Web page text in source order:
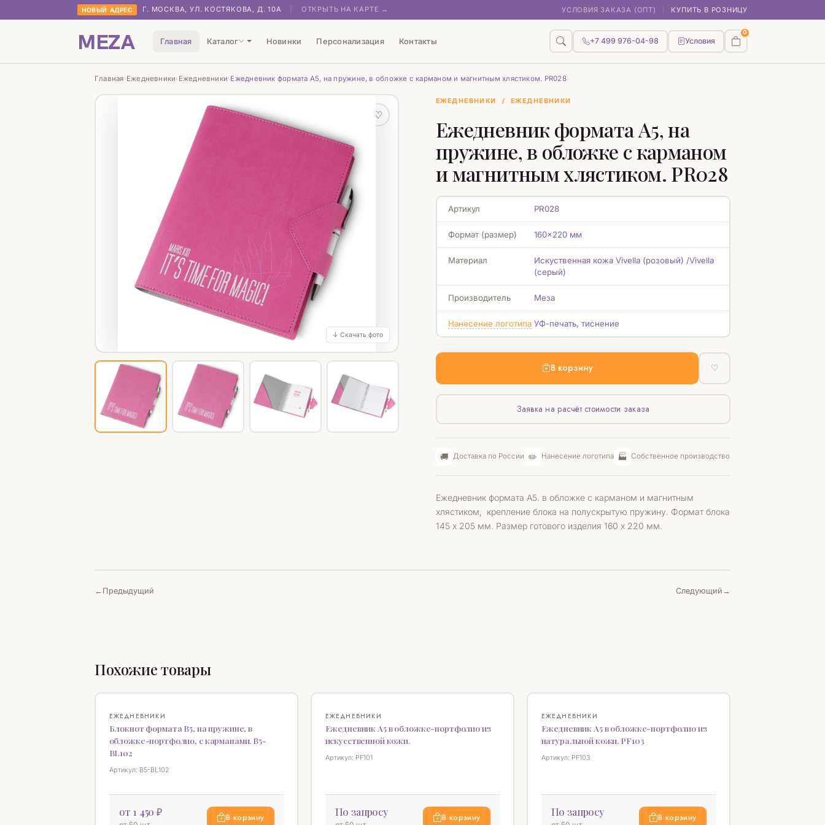
НОВЫЙ АДРЕС Г. МОСКВА, УЛ. КОСТЯКОВА, Д. 10А ОТКРЫТЬ НА КАРТЕ → УСЛОВИЯ ЗАКАЗА (ОПТ) КУПИТЬ В РОЗНИЦУ
MEZA Главная Каталог Новинки Персонализация Контакты +7 499 976-04-98 Условия
0
Главная›Ежедневники› Ежедневники›Ежедневник формата А5, на пружине, в обложке с карманом и магнитным хлястиком. PR028
♡
↓ Скачать фото
ЕЖЕДНЕВНИКИ / ЕЖЕДНЕВНИКИ
Ежедневник формата А5, на
пружине, в обложке с карманом
и магнитным хлястиком. PR028
Артикул PR028
Формат (размер) 160x220 мм
Материал
Искуственная кожа Vivella (розовый) /Vivella
(серый)
Производитель Меза
Нанесение логотипа УФ-печать, тиснение
В корзину ♡
Заявка на расчёт стоимости заказа
🚚 Доставка по России ✏️ Нанесение логотипа 🏭 Собственное производство
Ежедневник формата А5. в обложке с карманом и магнитным
хлястиком, крепление блока на полускрытую пружину. Формат блока
145 х 205 мм. Размер готового изделия 160 х 220 мм.
Предыдущий Следующий
Похожие товары
ЕЖЕДНЕВНИКИ
Блокнот формата В5, на пружине, в
обложке-портфолио, с карманами. B5-
BL102
Артикул: B5-BL102
от 1 450 ₽ В корзину
ЕЖЕДНЕВНИКИ
Ежедневник А5 в обложке-портфолио из
искусственной кожи.
Артикул: PF101
По запросу В корзину
ЕЖЕДНЕВНИКИ
Ежедневник А5 в обложке-портфолио из
натуральной кожи. PF103
Артикул: PF103
По запросу В корзину